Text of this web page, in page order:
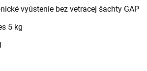
vyústenie bez vetracej šachty GAP
5 kg